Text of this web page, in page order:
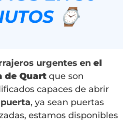
⌚
urgentes en el
de Quart que son
capaces de abrir
, ya sean puertas
estamos disponibles